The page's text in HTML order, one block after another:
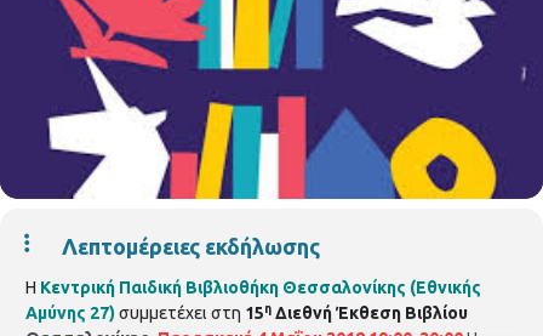
Λεπτομέρειες εκδήλωσης
Η Κεντρική Παιδική Βιβλιοθήκη Θεσσαλονίκης (Εθνικής
Αμύνης 27)συμμετέχει στη 15η Διεθνή Έκθεση Βιβλίου